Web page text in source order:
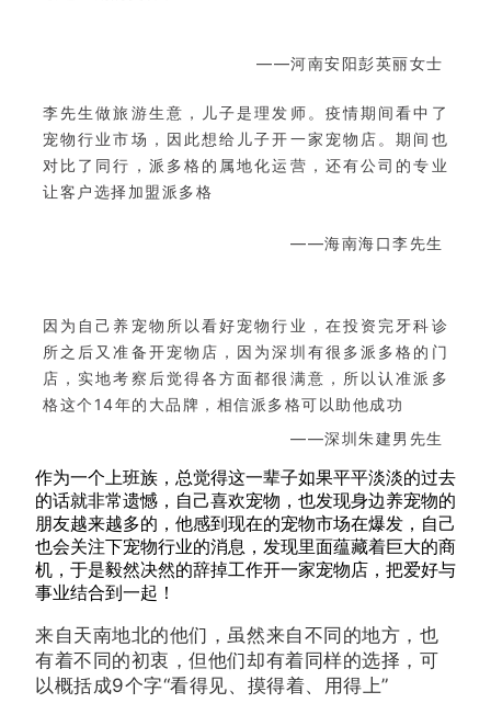
——河南安阳彭英丽女士
李先生做旅游生意，儿子是理发师。疫情期间看中了
宠物行业市场，因此想给儿子开一家宠物店。期间也
对比了同行，派多格的属地化运营，还有公司的专业
让客户选择加盟派多格
——海南海口李先生
因为自己养宠物所以看好宠物行业，在投资完牙科诊
所之后又准备开宠物店，因为深圳有很多派多格的门
店，实地考察后觉得各方面都很满意，所以认准派多
格这个14年的大品牌，相信派多格可以助他成功
——深圳朱建男先生
作为一个上班族，总觉得这一辈子如果平平淡淡的过去
的话就非常遗憾，自己喜欢宠物，也发现身边养宠物的
朋友越来越多的，他感到现在的宠物市场在爆发，自己
也会关注下宠物行业的消息，发现里面蕴藏着巨大的商
机，于是毅然决然的辞掉工作开一家宠物店，把爱好与
事业结合到一起！
来自天南地北的他们，虽然来自不同的地方，也
有着不同的初衷，但他们却有着同样的选择，可
以概括成9个字“看得见、摸得着、用得上”